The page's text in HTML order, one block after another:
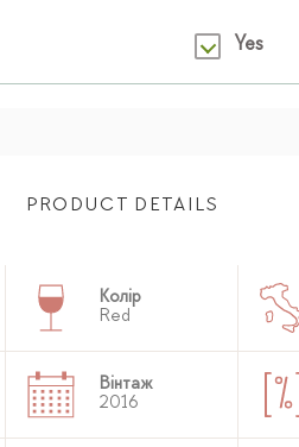
Yes
PRODUCT DETAILS
Колір
Red
Вінтаж
2016